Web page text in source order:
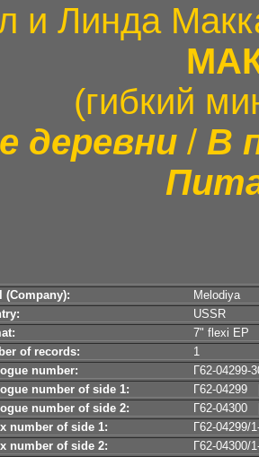
и Линда
(гибкий
деревни/ В
(Company):
Melodiya
USSR
7" flexi EP
of records:
1
number:
Г62-04299-
number of side 1:
Г62-04299
number of side 2:
Г62-04300
number of side 1:
Г62-04299/
number of side 2:
Г62-04300/